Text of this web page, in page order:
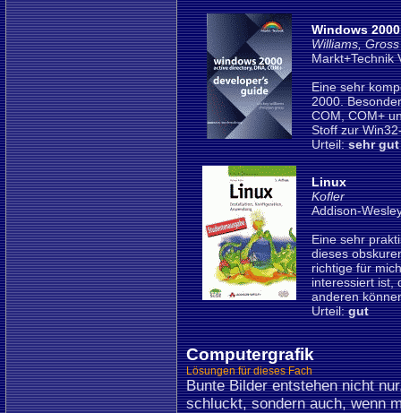
Windows
Williams, Gross
Markt+Technik
Eine sehr
2000.
COM, COM+
Stoff zur
Urteil:sehr gut
Linux
Kofler
Addison-
Eine sehr
dieses
richtige für
interessiert ist,
anderen
Urteil:gut
Computergrafik
Lösungen für dieses Fach
Bunte Bilder entstehen nicht
schluckt, sondern auch, wenn